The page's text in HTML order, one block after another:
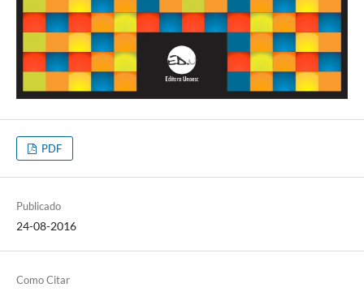
PDF
Publicado
24-08-2016
Como Citar